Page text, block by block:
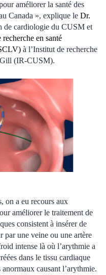
améliorer la santé des
Canada », explique le Dr.
de cardiologie du CUSM et
en santé
à l’Institut de recherche
(IR-CUSM).
on a eu recours aux
améliorer le traitement de
consistent à insérer de
par une veine ou une artère
intense là où l’arythmie a
dans le tissu cardiaque
causant l’arythmie.